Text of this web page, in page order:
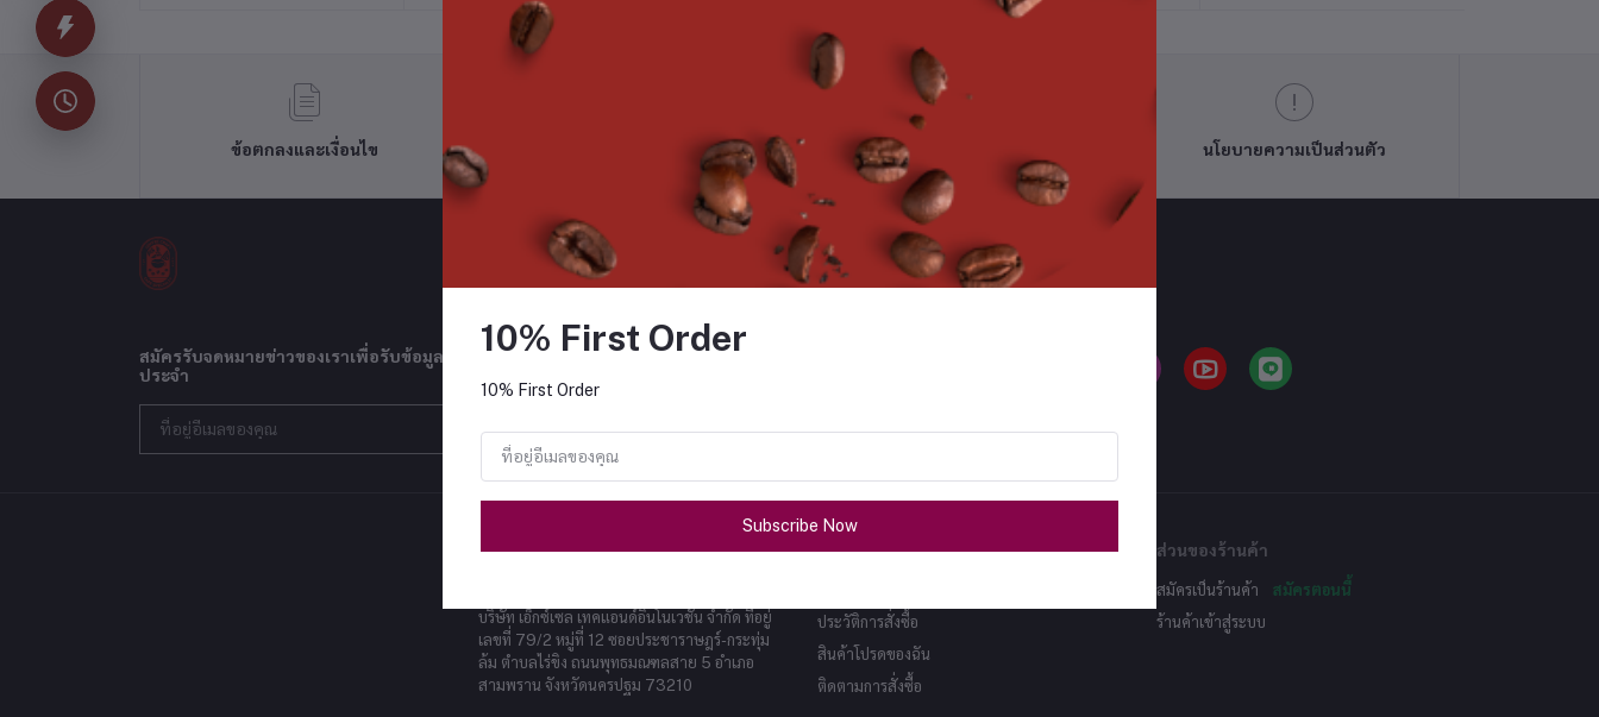
ข้อตกลงและเงื่อนไข
นโยบายการคืนสินค้า
นโยบายการสนับสนุนการขาย นโยบายความเป็นส่วนตัว
สมัครรับจดหมายข่าวของเราเพื่อรับข้อมูลอัปเดตเกี่ยวกับข้อเสนอ คูปอง และอื่นๆ เป็น
ประจำ
ติดตาม
ติดต่อเรา
บริษัท เอ็กซ์เซล เทคแอนด์อินโนเวชั่น จำกัด ที่อยู่
เลขที่ 79/2 หมู่ที่ 12 ซอยประชาราษฎร์-กระทุ่ม
ล้ม ตำบลไร่ขิง ถนนพุทธมณฑลสาย 5 อำเภอ
สามพราน จังหวัดนครปฐม 73210
บัญชีของฉัน
ประวัติการสั่งซื้อ
สินค้าโปรดของฉัน
ติดตามการสั่งซื้อ
ส่วนของร้านค้า
สมัครเป็นร้านค้า
สมัครตอนนี้
ร้านค้าเข้าสู่ระบบ
10% First Order
10% First Order
Subscribe Now